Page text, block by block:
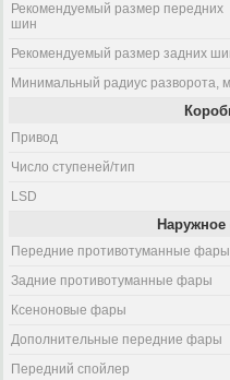
Рекомендуемый размер передних
шин
Рекомендуемый размер задних
Минимальный радиус разворота, м
Привод
Число ступеней/тип
LSD
Передние противотуманные фары
Задние противотуманные фары
Ксеноновые фары
Дополнительные передние фары
Передний спойлер